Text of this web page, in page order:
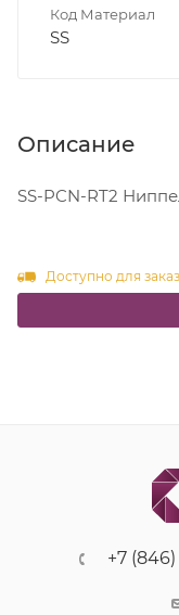
Код Материал
SS
Описание
SS-PCN-RT2
Доступно для
+7